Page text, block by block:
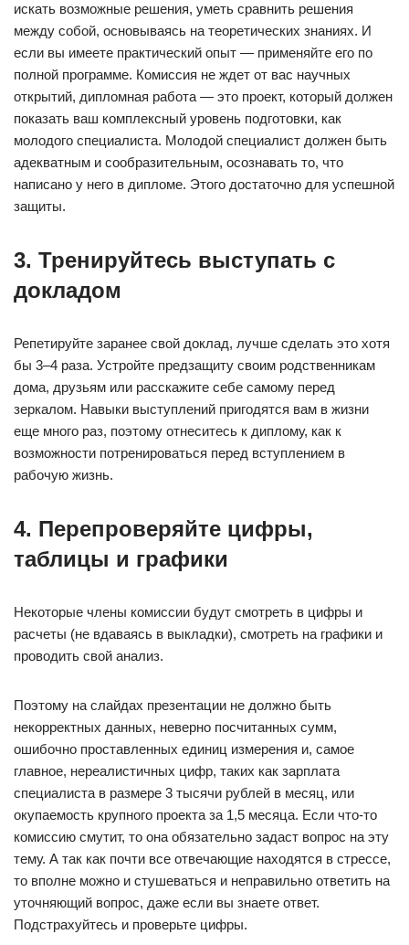
искать возможные решения, уметь сравнить решения
между собой, основываясь на теоретических знаниях. И
если вы имеете практический опыт — применяйте его по
полной программе. Комиссия не ждет от вас научных
открытий, дипломная работа — это проект, который должен
показать ваш комплексный уровень подготовки, как
молодого специалиста. Молодой специалист должен быть
адекватным и сообразительным, осознавать то, что
написано у него в дипломе. Этого достаточно для успешной
защиты.
3. Тренируйтесь выступать с
докладом
Репетируйте заранее свой доклад, лучше сделать это хотя
бы 3–4 раза. Устройте предзащиту своим родственникам
дома, друзьям или расскажите себе самому перед
зеркалом. Навыки выступлений пригодятся вам в жизни
еще много раз, поэтому отнеситесь к диплому, как к
возможности потренироваться перед вступлением в
рабочую жизнь.
4. Перепроверяйте цифры,
таблицы и графики
Некоторые члены комиссии будут смотреть в цифры и
расчеты (не вдаваясь в выкладки), смотреть на графики и
проводить свой анализ.
Поэтому на слайдах презентации не должно быть
некорректных данных, неверно посчитанных сумм,
ошибочно проставленных единиц измерения и, самое
главное, нереалистичных цифр, таких как зарплата
специалиста в размере 3 тысячи рублей в месяц, или
окупаемость крупного проекта за 1,5 месяца. Если что-то
комиссию смутит, то она обязательно задаст вопрос на эту
тему. А так как почти все отвечающие находятся в стрессе,
то вполне можно и стушеваться и неправильно ответить на
уточняющий вопрос, даже если вы знаете ответ.
Подстрахуйтесь и проверьте цифры.